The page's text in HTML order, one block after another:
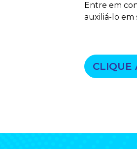
Entre em
auxiliá-lo em
CLIQUE